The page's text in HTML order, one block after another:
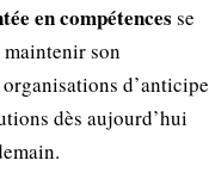
en compétences se
son
dès aujourd’hui